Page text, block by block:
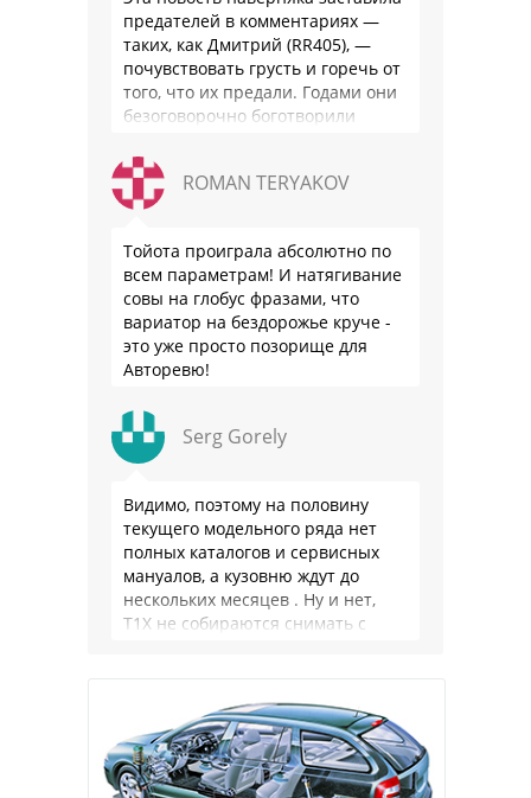
предателей в комментариях —
таких, как Дмитрий (RR405), —
почувствовать грусть и горечь от
того, что их предали. Годами они
безоговорочно боготворили
ROMAN TERYAKOV
Тойота проиграла абсолютно по
всем параметрам! И натягивание
совы на глобус фразами, что
вариатор на бездорожье круче -
это уже просто позорище для
Авторевю!
Serg Gorely
Видимо, поэтому на половину
текущего модельного ряда нет
полных каталогов и сервисных
мануалов, а кузовню ждут до
нескольких месяцев . Ну и нет,
Т1Х не собираются снимать с